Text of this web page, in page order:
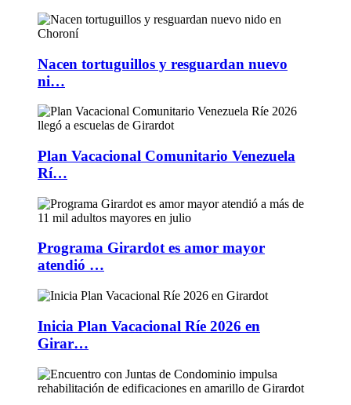
Nacen tortuguillos y resguardan nuevo
ni…
Plan Vacacional Comunitario Venezuela
Rí…
Programa Girardot es amor mayor
atendió …
Inicia Plan Vacacional Ríe 2026 en
Girar…